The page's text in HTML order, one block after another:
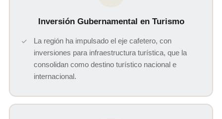
Inversión Gubernamental en Turismo
La región ha impulsado el eje cafetero, con
inversiones para infraestructura turística, que la
consolidan como destino turístico nacional e
internacional.